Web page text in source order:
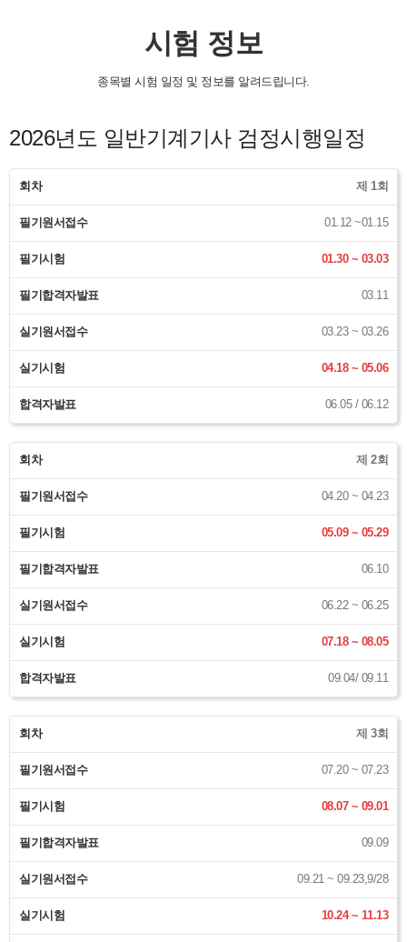
시험 정보
종목별 시험 일정 및 정보를 알려드립니다.
2026년도 일반기계기사 검정시행일정
회차 제 1회
필기원서접수 01.12 ~01.15
필기시험 01.30 ~ 03.03
필기합격자발표 03.11
실기원서접수 03.23 ~ 03.26
실기시험 04.18 ~ 05.06
합격자발표 06.05 / 06.12
회차 제 2회
필기원서접수 04.20 ~ 04.23
필기시험 05.09 ~ 05.29
필기합격자발표 06.10
실기원서접수 06.22 ~ 06.25
실기시험 07.18 ~ 08.05
합격자발표 09.04/ 09.11
회차 제 3회
필기원서접수 07.20 ~ 07.23
필기시험 08.07 ~ 09.01
필기합격자발표 09.09
실기원서접수 09.21 ~ 09.23,9/28
실기시험 10.24 ~ 11.13